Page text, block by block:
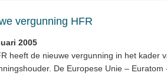
vergunning HFR
2005
heeft de nieuwe vergunning in het kader
De Europese Unie –